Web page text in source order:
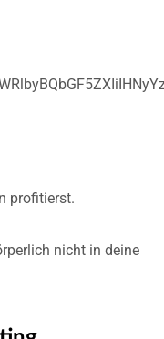
profitierst.
nicht in deine